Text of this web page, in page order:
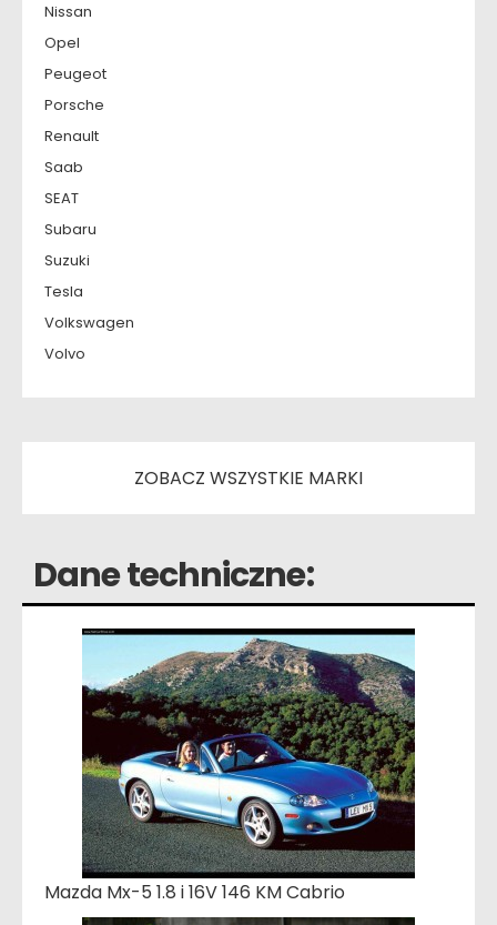
Nissan
Opel
Peugeot
Porsche
Renault
Saab
SEAT
Subaru
Suzuki
Tesla
Volkswagen
Volvo
ZOBACZ WSZYSTKIE MARKI
Dane techniczne:
Mazda Mx-5 1.8 i 16V 146 KM Cabrio